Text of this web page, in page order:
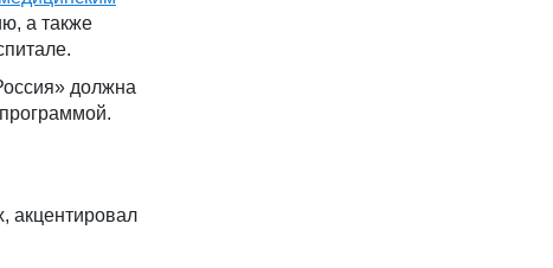
а также
должна
акцентировал